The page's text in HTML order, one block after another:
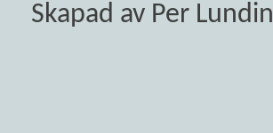
Skapad av Per Lundin